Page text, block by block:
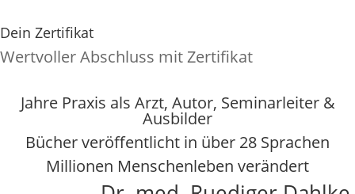
Dein Zertifikat
Wertvoller Abschluss mit Zertifikat
Jahre Praxis als Arzt, Autor, Seminarleiter &
Ausbilder
Bücher veröffentlicht in über 28 Sprachen
Millionen Menschenleben verändert